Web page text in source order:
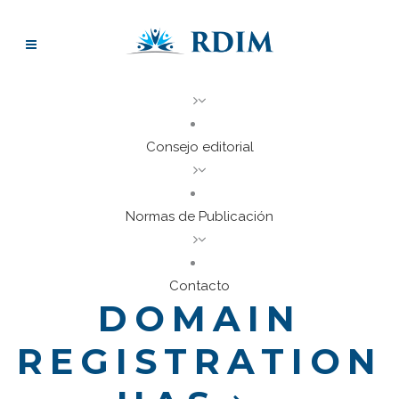
Consejo editorial
Normas de Publicación
Contacto
DOMAIN
REGISTRATION